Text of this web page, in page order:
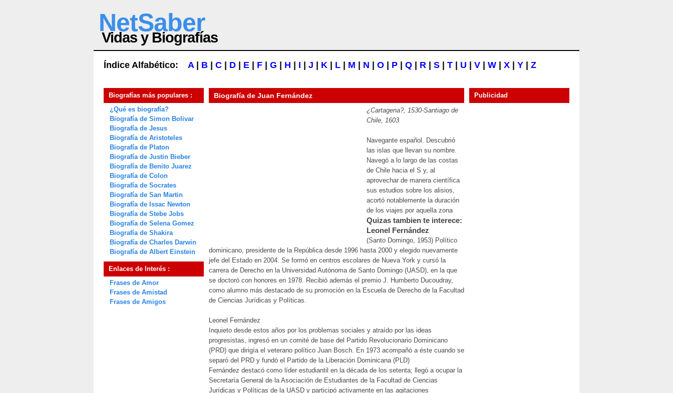
NetSaber
Vidas y Biografías
Índice Alfabético: A| B C D E F G H I J K L M N O P Q R S T U V W X Y Z
Biografías más populares :
¿Qué es biografía?
Biografía de Simon Bolivar
Biografía de Jesus
Biografía de Aristoteles
Biografía de Platon
Biografía de Justin Bieber
Biografía de Benito Juarez
Biografía de Colon
Biografía de Socrates
Biografía de San Martin
Biografía de Issac Newton
Biografía de Stebe Jobs
Biografía de Selena Gomez
Biografía de Shakira
Biografía de Charles Darwin
Biografía de Albert Einstein
Enlaces de Interés :
Frases de Amor
Frases de Amistad
Frases de Amigos
Biografía de Juan Fernández
¿Cartagena?, 1530-Santiago de
Chile, 1603
Navegante español. Descubrió
las islas que llevan su nombre.
Navegó a lo largo de las costas
de Chile hacia el S y, al
aprovechar de manera científica
sus estudios sobre los alisios,
acortó notablemente la duración
de los viajes por aquella zona
Quizas tambien te interece:
Leonel Fernández
(Santo Domingo, 1953) Político
dominicano, presidente de la República desde 1996 hasta 2000 y elegido nuevamente
jefe del Estado en 2004. Se formó en centros escolares de Nueva York y cursó la
carrera de Derecho en la Universidad Autónoma de Santo Domingo (UASD), en la que
se doctoró con honores en 1978. Recibió además el premio J. Humberto Ducoudray,
como alumno más destacado de su promoción en la Escuela de Derecho de la Facultad
de Ciencias Jurídicas y Políticas.
Leonel Fernández
Inquieto desde estos años por los problemas sociales y atraído por las ideas
progresistas, ingresó en un comité de base del Partido Revolucionario Dominicano
(PRD) que dirigía el veterano político Juan Bosch. En 1973 acompañó a éste cuando se
separó del PRD y fundó el Partido de la Liberación Dominicana (PLD)
Fernández destacó como líder estudiantil en la década de los setenta; llegó a ocupar la
Secretaría General de la Asociación de Estudiantes de la Facultad de Ciencias
Jurídicas y Políticas de la UASD y participó activamente en las agitaciones
Publicidad